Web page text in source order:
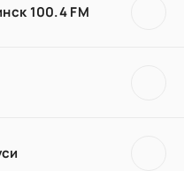
100.4 FM